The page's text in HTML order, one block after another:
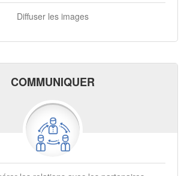
Diffuser les images
COMMUNIQUER